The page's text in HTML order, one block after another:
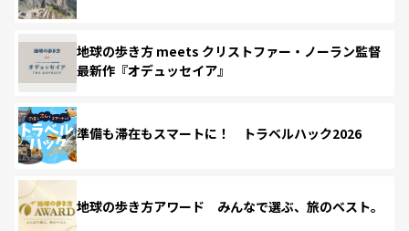
地球の歩き方 meets クリストファー・ノーラン監督
最新作『オデュッセイア』
準備も滞在もスマートに！ トラベルハック2026
地球の歩き方アワード みんなで選ぶ、旅のベスト。